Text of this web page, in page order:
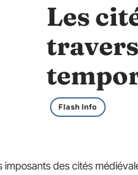
Les
Flash Info
des cités